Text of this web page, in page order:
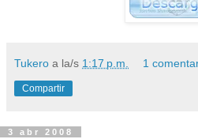
Tukero a la/s 1:17 p.m. 1
Compartir
3 abr 2008